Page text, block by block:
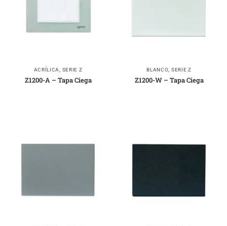
ACRÍLICA SERIE Z
Z1200-A – Tapa Ciega
BLANCO SERIE Z
Z1200-W – Tapa Ciega